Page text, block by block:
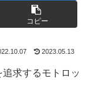
コピー
2023.05.13
求するモトロッ